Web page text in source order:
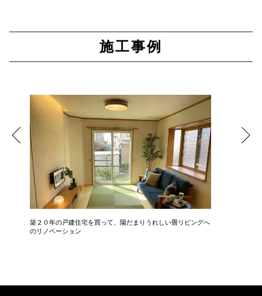
施工事例
築２０年の戸建住宅を買って、陽だまりうれしい畳リビングへ
のリノベーション